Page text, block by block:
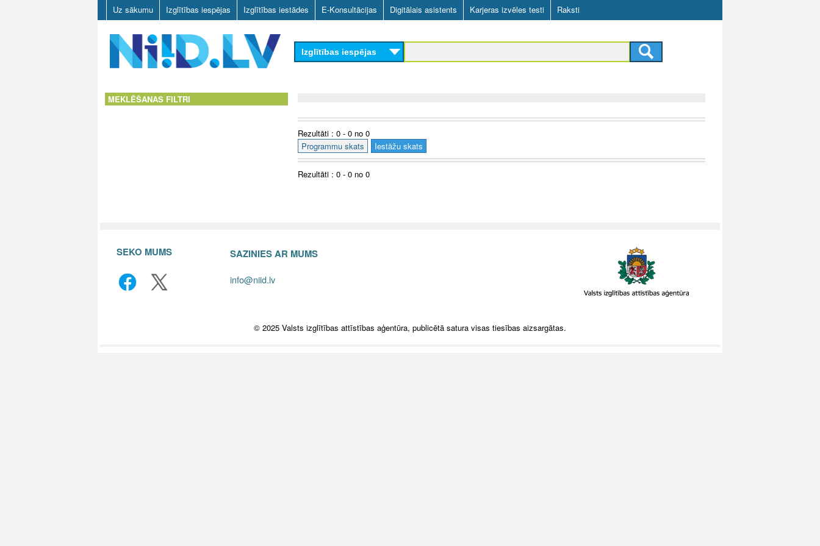
Skip
to
main
content
Uz sākumu Izglītības iespējas Izglītības iestādes E-Konsultācijas Digitālais asistents Karjeras izvēles testi Raksti
Izglītības iespējas
MEKLĒŠANAS FILTRI
Rezultāti : 0 - 0 no 0
Programmu skats
Iestāžu skats
Rezultāti : 0 - 0 no 0
SEKO MUMS SAZINIES AR MUMS
info@niid.lv
© 2025 Valsts izglītības attīstības aģentūra, publicētā satura visas tiesības aizsargātas.